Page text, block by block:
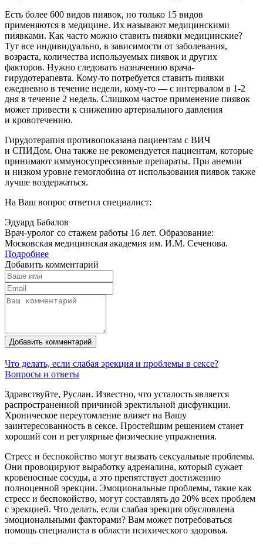
Есть более 600 видов пиявок, но только 15 видов
применяются в медицине. Их называют медицинскими
пиявками. Как часто можно ставить пиявки медицинские?
Тут все индивидуально, в зависимости от заболевания,
возраста, количества используемых пиявок и других
факторов. Нужно следовать назначению врача-
гирудотерапевта. Кому-то потребуется ставить пиявки
ежедневно в течение недели, кому-то — с интервалом в 1-2
дня в течение 2 недель. Слишком частое применение пиявок
может привести к снижению артериального давления
и кровотечению.
Гирудотерапия противопоказана пациентам с ВИЧ
и СПИДом. Она также не рекомендуется пациентам, которые
принимают иммуносупрессивные препараты. При анемии
и низком уровне гемоглобина от использования пиявок также
лучше воздержаться.
На Ваш вопрос ответил специалист:
Эдуард Бабалов
Врач-уролог со стажем работы 16 лет. Образование:
Московская медицинская академия им. И.М. Сеченова.
Подробнее
Добавить комментарий
Добавить комментарий
Что делать, если слабая эрекция и проблемы в сексе?
Вопросы и ответы
Здравствуйте, Руслан. Известно, что усталость является
распространенной причиной эректильной дисфункции.
Хроническое переутомление влияет на Вашу
заинтересованность в сексе. Простейшим решением станет
хороший сон и регулярные физические упражнения.
Стресс и беспокойство могут вызвать сексуальные проблемы.
Они провоцируют выработку адреналина, который сужает
кровеносные сосуды, а это препятствует достижению
полноценной эрекции. Эмоциональные проблемы, такие как
стресс и беспокойство, могут составлять до 20% всех проблем
с эрекцией. Что делать, если слабая эрекция обусловлена
эмоциональными факторами? Вам может потребоваться
помощь специалиста в области психического здоровья.